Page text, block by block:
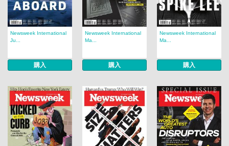
Newsweek International
Ju...
購入
Newsweek International
Ma...
購入
Newsweek International
Ma...
購入